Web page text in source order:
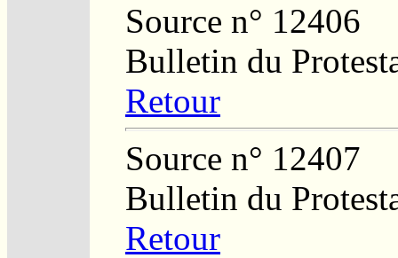
Source n° 12406
Bulletin du
Retour
Source n° 12407
Bulletin du
Retour